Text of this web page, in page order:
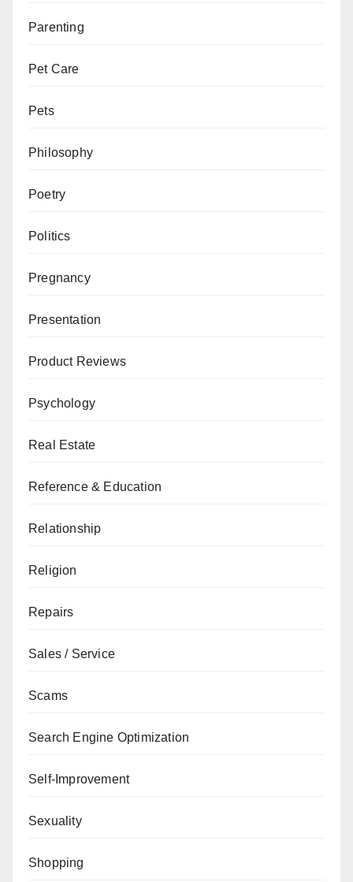
Parenting
Pet Care
Pets
Philosophy
Poetry
Politics
Pregnancy
Presentation
Product Reviews
Psychology
Real Estate
Reference & Education
Relationship
Religion
Repairs
Sales / Service
Scams
Search Engine Optimization
Self-Improvement
Sexuality
Shopping